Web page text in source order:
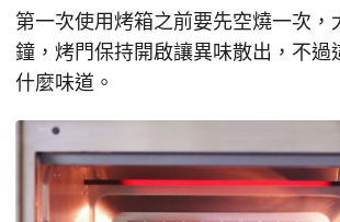
第一次使用烤箱之前要先空燒一次，
鐘，烤門保持開啟讓異味散出，不過
什麼味道。